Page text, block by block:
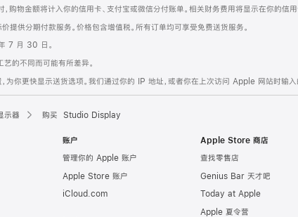
购物金额将计入你的信用卡、支付宝或微信分付账单。相关财务费用将显示在你的信用
提供分期付款服务。价格包含增值税。所有订单均可享受免费送货服务。
7 月 30 日。
的不同而可能有所差异。
为你更快显示送货选项。我们通过你的 IP 地址，或者你在上次访问 Apple 网站时输入
示器 购买 Studio Display
账户
管理你的 Apple 账户
Apple Store 账户
iCloud.com
Apple Store 商店
查找零售店
Genius Bar 天才吧
Today at Apple
Apple 夏令营